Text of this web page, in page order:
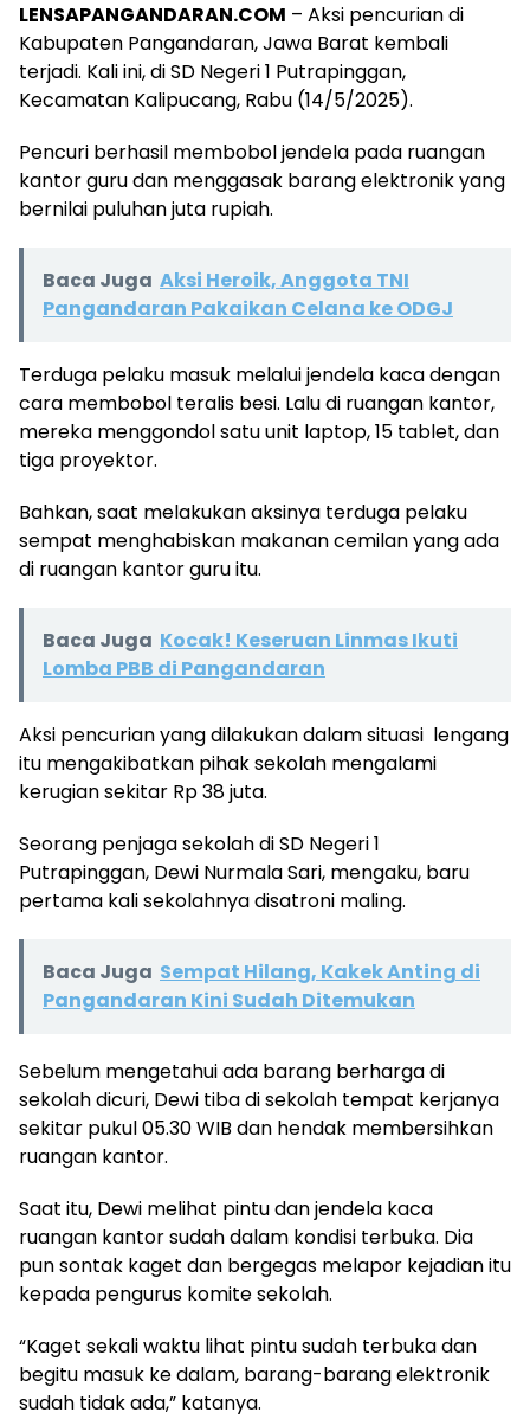
LENSAPANGANDARAN.COM – Aksi pencurian di
Kabupaten Pangandaran, Jawa Barat kembali
terjadi. Kali ini, di SD Negeri 1 Putrapinggan,
Kecamatan Kalipucang, Rabu (14/5/2025).
Pencuri berhasil membobol jendela pada ruangan
kantor guru dan menggasak barang elektronik yang
bernilai puluhan juta rupiah.
Baca Juga Aksi Heroik, Anggota TNI
Pangandaran Pakaikan Celana ke ODGJ
Terduga pelaku masuk melalui jendela kaca dengan
cara membobol teralis besi. Lalu di ruangan kantor,
mereka menggondol satu unit laptop, 15 tablet, dan
tiga proyektor.
Bahkan, saat melakukan aksinya terduga pelaku
sempat menghabiskan makanan cemilan yang ada
di ruangan kantor guru itu.
Baca Juga Kocak! Keseruan Linmas Ikuti
Lomba PBB di Pangandaran
Aksi pencurian yang dilakukan dalam situasi lengang
itu mengakibatkan pihak sekolah mengalami
kerugian sekitar Rp 38 juta.
Seorang penjaga sekolah di SD Negeri 1
Putrapinggan, Dewi Nurmala Sari, mengaku, baru
pertama kali sekolahnya disatroni maling.
Baca Juga Sempat Hilang, Kakek Anting di
Pangandaran Kini Sudah Ditemukan
Sebelum mengetahui ada barang berharga di
sekolah dicuri, Dewi tiba di sekolah tempat kerjanya
sekitar pukul 05.30 WIB dan hendak membersihkan
ruangan kantor.
Saat itu, Dewi melihat pintu dan jendela kaca
ruangan kantor sudah dalam kondisi terbuka. Dia
pun sontak kaget dan bergegas melapor kejadian itu
kepada pengurus komite sekolah.
“Kaget sekali waktu lihat pintu sudah terbuka dan
begitu masuk ke dalam, barang-barang elektronik
sudah tidak ada,” katanya.